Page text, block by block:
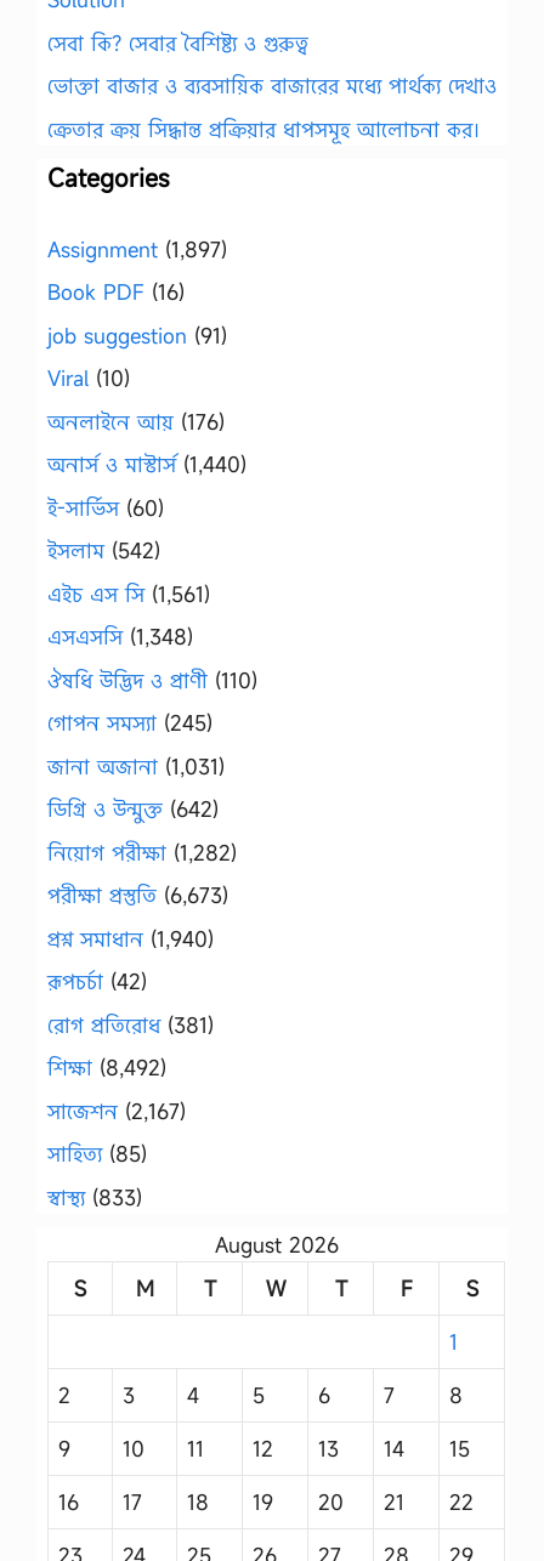
সেবা কি? সেবার বৈশিষ্ট্য ও গুরুত্ব
ভোক্তা বাজার ও ব্যবসায়িক বাজারের মধ্যে পার্থক্য দেখাও
ক্রেতার ক্রয় সিদ্ধান্ত প্রক্রিয়ার ধাপসমূহ আলোচনা কর।
Categories
Assignment (1,897)
Book PDF (16)
job suggestion (91)
Viral (10)
অনলাইনে আয় (176)
অনার্স ও মাস্টার্স(1,440)
ই-সার্ভিস(60)
ইসলাম(542)
এইচ এস সি(1,561)
এসএসসি(1,348)
ঔষধি উদ্ভিদ ও প্রাণী (110)
গোপন সমস্যা (245)
জানা অজানা (1,031)
ডিগ্রি ও উন্মুক্ত (642)
নিয়োগ পরীক্ষা (1,282)
পরীক্ষা প্রস্তুতি (6,673)
প্রশ্ন সমাধান (1,940)
রূপচর্চা (42)
রোগ প্রতিরোধ(381)
শিক্ষা (8,492)
সাজেশন (2,167)
সাহিত্য(85)
স্বাস্থ্য(833)
August 2026
S
M T W T F
S
1
2
3 4 5 6 7
8
9
10 11 12 13 14
15
16
17 18 19 20 21
22
23
24 25 26 27 28 29